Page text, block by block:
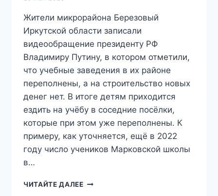
Жители микрорайона Березовый
Иркутской области записали
видеообращение президенту РФ
Владимиру Путину, в котором отметили,
что учебные заведения в их районе
переполнены, а на строительство новых
денег нет. В итоге детям приходится
ездить на учёбу в соседние посёлки,
которые при этом уже переполнены. К
примеру, как уточняется, ещё в 2022
году число учеников Марковской школы
в…
ЧИТАЙТЕ ДАЛЕЕ«В